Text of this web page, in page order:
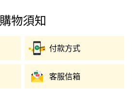
購物須知
付款方式
客服信箱